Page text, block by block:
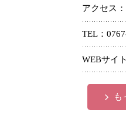
アクセス
TEL
WEBサイト
も